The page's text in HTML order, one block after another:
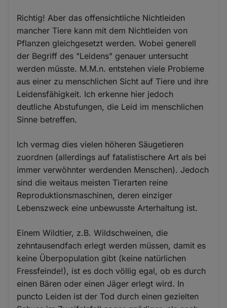
Richtig! Aber das offensichtliche Nichtleiden
mancher Tiere kann mit dem Nichtleiden von
Pflanzen gleichgesetzt werden. Wobei generell
der Begriff des "Leidens" genauer untersucht
werden müsste. M.M.n. entstehen viele Probleme
aus einer zu menschlichen Sicht auf Tiere und ihre
Leidensfähigkeit. Ich erkenne hier jedoch
deutliche Abstufungen, die Leid im menschlichen
Sinne betreffen.
Ich vermag dies vielen höheren Säugetieren
zuordnen (allerdings auf fatalistischere Art als bei
immer verwöhnter werdenden Menschen). Jedoch
sind die weitaus meisten Tierarten reine
Reproduktionsmaschinen, deren einziger
Lebenszweck eine unbewusste Arterhaltung ist.
Einem Wildtier, z.B. Wildschweinen, die
zehntausendfach erlegt werden müssen, damit es
keine Überpopulation gibt (keine natürlichen
Fressfeinde!), ist es doch völlig egal, ob es durch
einen Bären oder einen Jäger erlegt wird. In
puncto Leiden ist der Tod durch einen gezielten